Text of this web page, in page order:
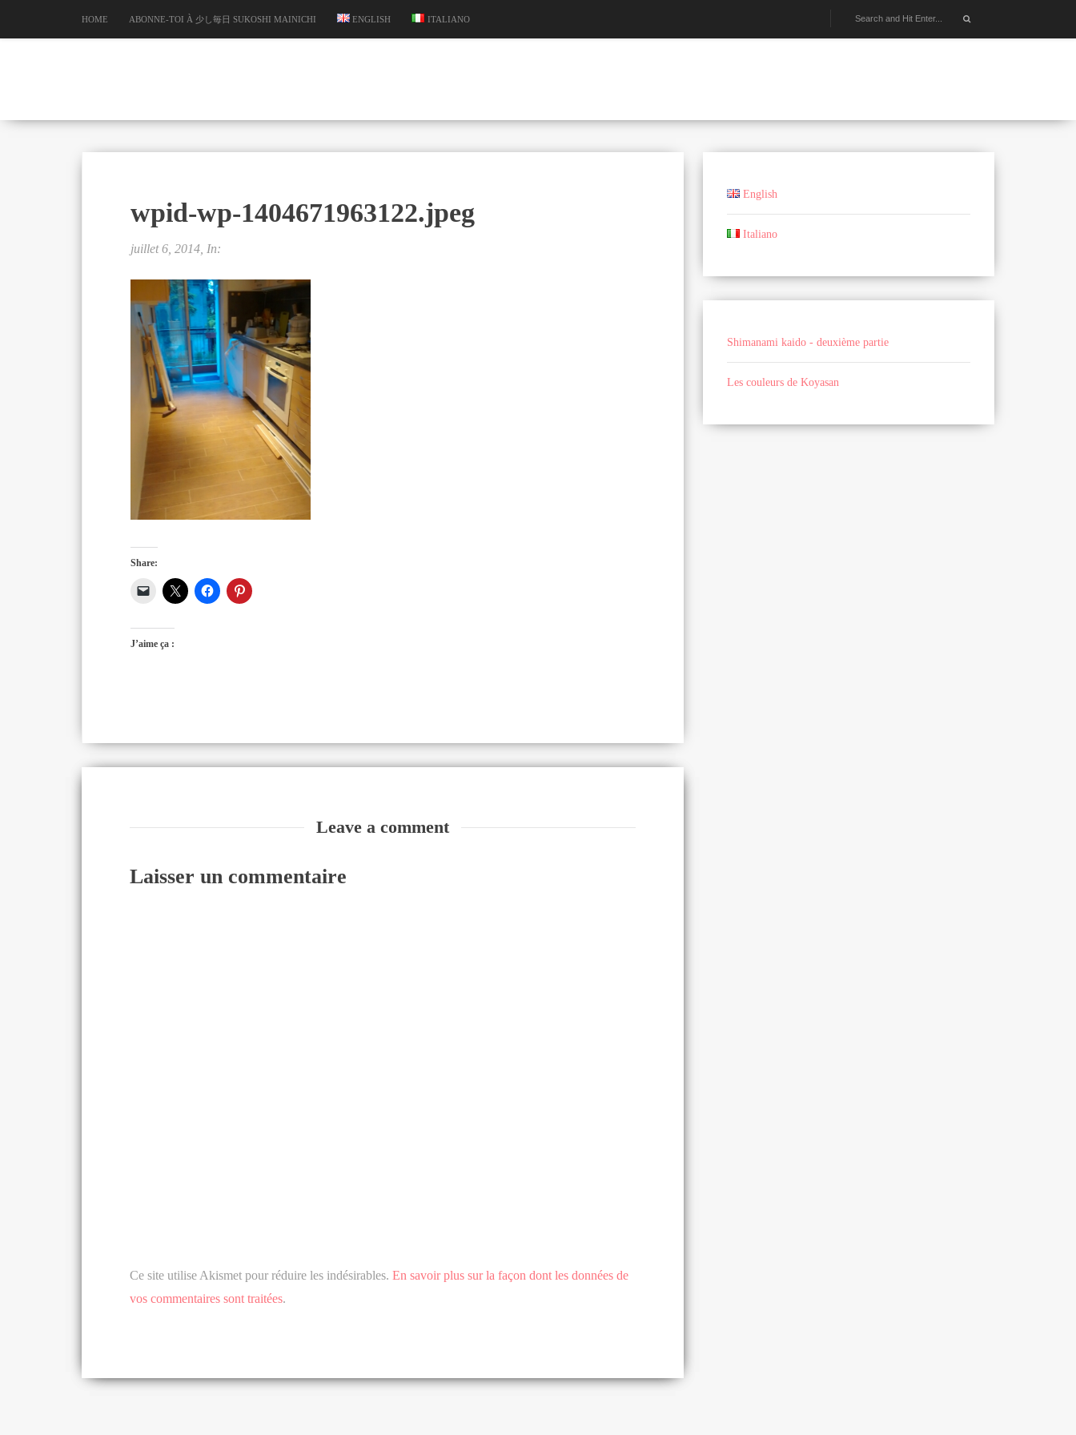
HOME ABONNE-TOI À 少し毎日 SUKOSHI MAINICHI ENGLISH ITALIANO
wpid-wp-1404671963122.jpeg
juillet 6, 2014, In:
Share:
J’aime ça :
Leave a comment
Laisser un commentaire
Ce site utilise Akismet pour réduire les indésirables. En savoir plus sur la façon dont les données de
vos commentaires sont traitées.
English
Italiano
Shimanami kaido - deuxième partie
Les couleurs de Koyasan